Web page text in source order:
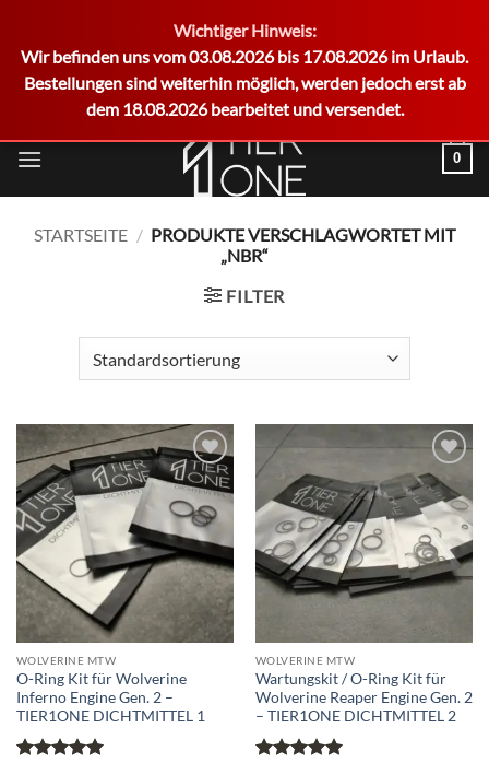
Wichtiger Hinweis:
Wir befinden uns vom 03.08.2026 bis 17.08.2026 im Urlaub.
Bestellungen sind weiterhin möglich, werden jedoch erst ab
dem 18.08.2026 bearbeitet und versendet.
Inhalt
0
STARTSEITE / PRODUKTE VERSCHLAGWORTET MIT
„NBR“
FILTER
Add to
wishlist
WOLVERINE MTW
O-Ring Kit für Wolverine
Inferno Engine Gen. 2 –
TIER1ONE DICHTMITTEL 1
Add to
wishlist
WOLVERINE MTW
Wartungskit / O-Ring Kit für
Wolverine Reaper Engine Gen. 2
– TIER1ONE DICHTMITTEL 2